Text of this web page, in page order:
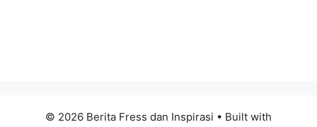
© 2026 Berita Fress dan Inspirasi • Built with